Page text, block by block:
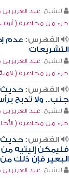
للشيخ: عبد العزيز
جزء من محاضرة ( أبواب
الفهرس: عدم
التشريعات
للشيخ: عبد العزيز
جزء من محاضرة ( لامية
الفهرس: حديث:
جنب.. ولا تدبح
للشيخ: عبد العزيز
جزء من محاضرة (
الفهرس: حديث:
فليمكن إليتيه من
البعير فإن ذلك من
للشيخ: عبد العزيز